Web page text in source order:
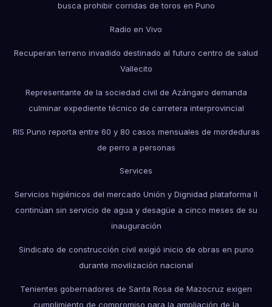
busca prohibir corridas de toros en Puno
Radio en Vivo
Recuperan terreno invadido destinado al futuro centro de salud
Vallecito
Representante de la sociedad civil de Azángaro demanda
culminar expediente técnico de carretera interprovincial
RIS Puno reporta entre 60 y 80 casos mensuales de mordeduras
de perro a personas
Services
Servicios higiénicos del mercado Unión y Dignidad plataforma II
continúan sin servicio de agua y desagüe a cinco meses de su
inauguración
Sindicato de construcción civil exigió inicio de obras en puno
durante movilización nacional
Tenientes gobernadores de Santa Rosa de Mazocruz exigen
cumplimiento de compromiso para la ampliación de la